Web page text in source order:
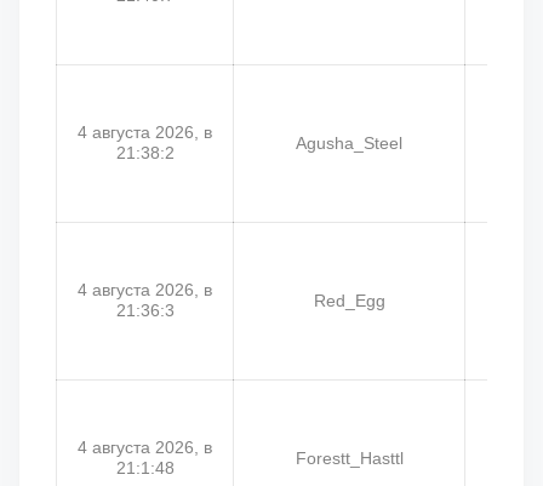
4 августа 2026, в
21:38:2
Agusha_Steel
4 августа 2026, в
21:36:3
Red_Egg
4 августа 2026, в
21:1:48
Forestt_Hasttl